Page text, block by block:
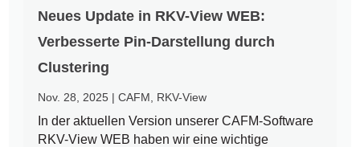
Neues Update in RKV-View WEB:
Verbesserte Pin-Darstellung durch
Clustering
Nov. 28, 2025 |CAFM RKV-View
In der aktuellen Version unserer CAFM-Software
RKV-View WEB haben wir eine wichtige